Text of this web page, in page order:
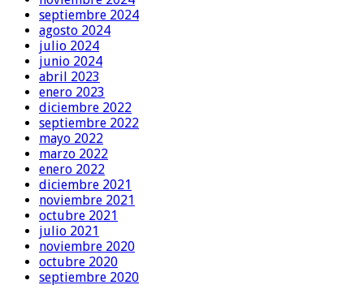
septiembre 2024
agosto 2024
julio 2024
junio 2024
abril 2023
enero 2023
diciembre 2022
septiembre 2022
mayo 2022
marzo 2022
enero 2022
diciembre 2021
noviembre 2021
octubre 2021
julio 2021
noviembre 2020
octubre 2020
septiembre 2020